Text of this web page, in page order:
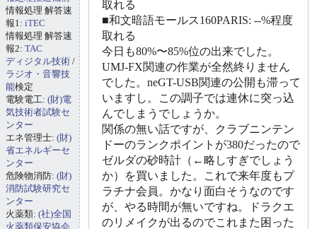
取れる
■和文暗語モールス160PARIS: --%程度
取れる
今日も80%〜85%位の出来でした。
UMJ-FX関連の作業が全然終りません
でした。neGT-USB関連の公開も滞って
いますし。この調子では連休に突っ込
んでしまうでしょうか。
関係の無い話ですが、クラブニンテン
ドーのランクポイントが380だったので
ゼルダの砂時計（←略しすぎでしょう
か）を買いました。これで来年度もプ
ラチナ会員。かなり面白そうなのです
が、やる時間が無いですね。ドラクエ
のリメイクが出るのでこれまた困った
情報処理 解答速
報1: iTEC
情報処理 解答速
報2: TAC
ディジタル技術 /
ラジオ・音響技
能検定
電験電工: (財)電
気技術者試験セ
ンター
エネ管理士: (財)
省エネルギーセ
ンター
危険物消防: (財)
消防試験研究セ
ンター
火薬類: (社)全国
火薬類保安協会